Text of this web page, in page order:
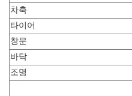
차축
타이어
창문
바닥
조명